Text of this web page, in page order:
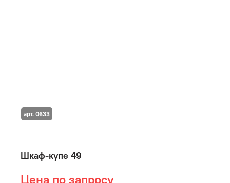
Шкаф-купе 49
Цена по запросу
арт. 0633